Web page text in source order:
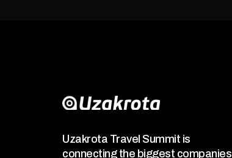
Uzakrota Travel Summit is
connecting the biggest companies